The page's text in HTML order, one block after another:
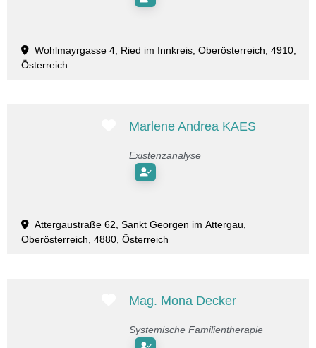
Wohlmayrgasse 4, Ried im Innkreis, Oberösterreich, 4910,
Österreich
Favorit
Marlene Andrea KAES
Existenzanalyse
Attergaustraße 62, Sankt Georgen im Attergau,
Oberösterreich, 4880, Österreich
Favorit
Mag. Mona Decker
Systemische Familientherapie